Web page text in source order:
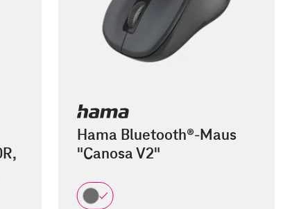
Hama Bluetooth®-Maus
"Canosa V2"